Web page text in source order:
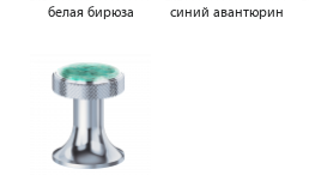
белая бирюза синий авантюрин